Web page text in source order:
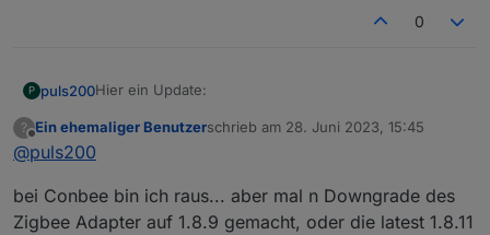
0
P puls200Hier ein Update:
Ich habe alle 4x irgendwie pairen können, aber wie
Pairen (vor ca. 6h) auf dem Schreibtisch, daher kann
die Feuchtigkeit keine 100% betragen.
?
Offline
Ein ehemaliger Benutzerschrieb am 28. Juni 2023, 15:45
zuletzt editiert von
@puls200
bei Conbee bin ich raus... aber mal n Downgrade des
Zigbee Adapter auf 1.8.9 gemacht, oder die latest 1.8.11